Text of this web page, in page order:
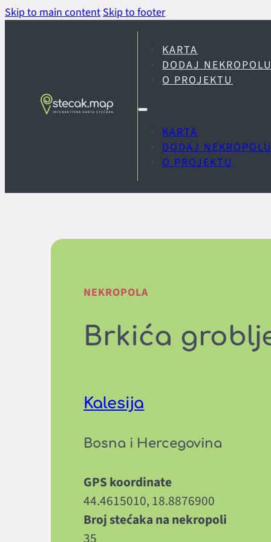
Skip to main contentSkip to footer
KARTA
DODAJ
O PROJEKTU
KARTA
DODAJ
O PROJEKTU
NEKROPOLA
Brkića
Kalesija
Bosna i Hercegovina
GPS koordinate
44.4615010, 18.8876900
Broj stećaka na nekropoli